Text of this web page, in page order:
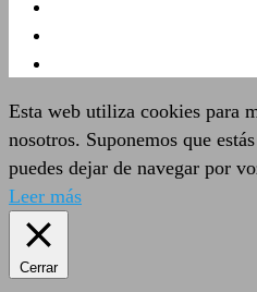
Esta web utiliza cookies para
nosotros. Suponemos que
puedes dejar de navegar por
Leer más
Cerrar